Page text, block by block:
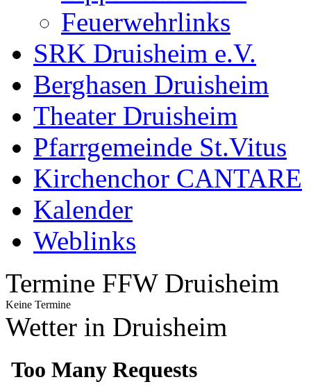
Feuerwehrlinks
SRK Druisheim e.V.
Berghasen Druisheim
Theater Druisheim
Pfarrgemeinde St.Vitus
Kirchenchor CANTARE
Kalender
Weblinks
Termine FFW Druisheim
Keine Termine
Wetter in Druisheim